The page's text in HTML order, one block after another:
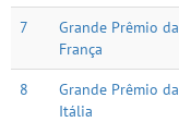
7
Grande Prêmio da
França
8
Grande Prêmio da
Itália